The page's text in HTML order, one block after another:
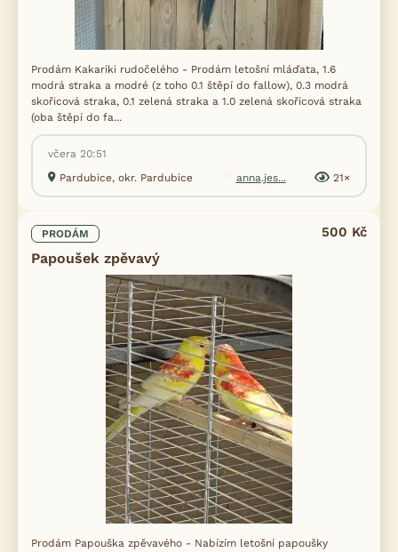
Prodám Kakariki rudočelého - Prodám letošní mláďata, 1.6
modrá straka a modré (z toho 0.1 štěpí do fallow), 0.3 modrá
skořicová straka, 0.1 zelená straka a 1.0 zelená skořicová straka
(oba štěpí do fa...
včera 20:51
Pardubice, okr. Pardubice
anna.jes... 21×
PRODÁM
Papoušek zpěvavý
500 Kč
Prodám Papouška zpěvavého - Nabízím letošní papoušky